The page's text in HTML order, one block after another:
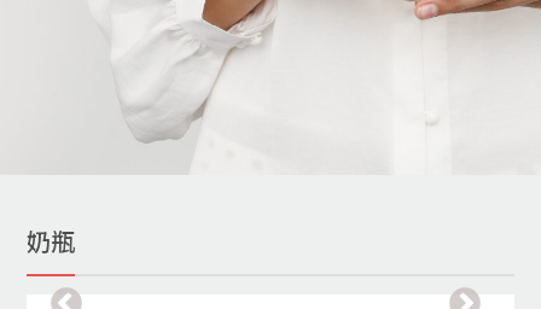
奶瓶